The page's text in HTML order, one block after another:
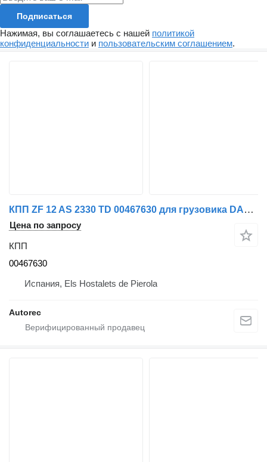
Подписаться
Нажимая, вы соглашаетесь с нашей политикой
конфиденциальности и пользовательским соглашением.
КПП ZF 12 AS 2330 TD 00467630 для грузовика DAF 460
Цена по запросу
КПП
00467630
Испания, Els Hostalets de Pierola
Autorec